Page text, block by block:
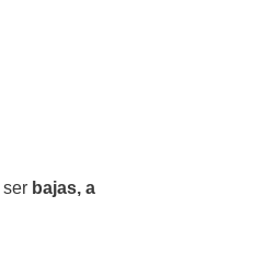
bajas, a